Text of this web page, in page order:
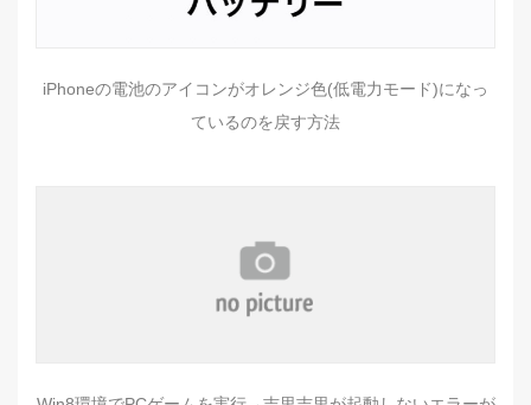
iPhoneの電池のアイコンがオレンジ色(低電力モード)になっ
ているのを戻す方法